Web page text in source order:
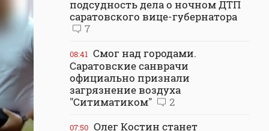
подсудность дела о ночном ДТП
саратовского вице-губернатора
7
08:41 Смог над городами.
Саратовские санврачи
официально признали
загрязнение воздуха
"Ситиматиком"
2
07:50 Олег Костин станет